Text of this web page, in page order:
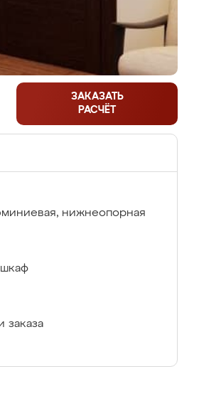
ЗАКАЗАТЬ
РАСЧЁТ
нижнеопорная
шкаф
заказа